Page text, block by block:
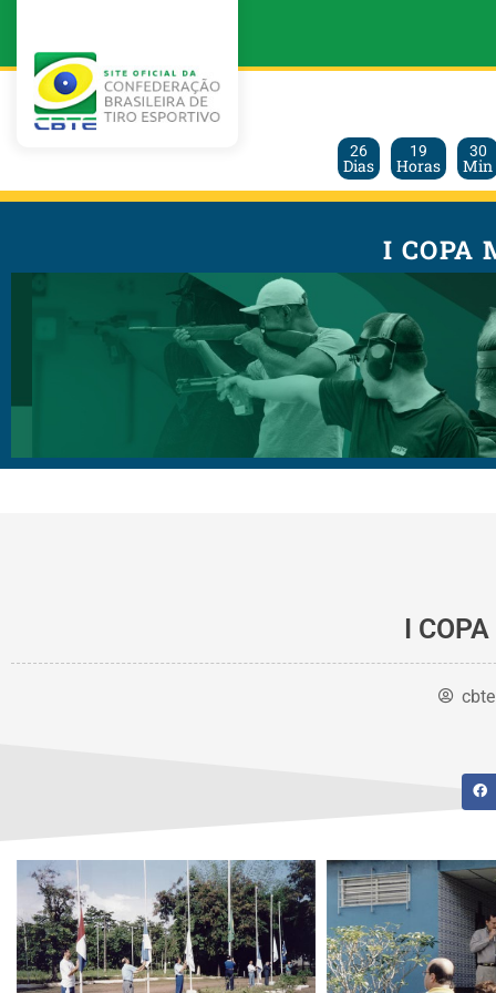
26
Dias
19
Horas
30
Min
I COPA
I
cbte